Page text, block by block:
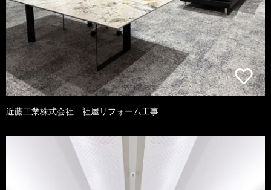
近藤工業株式会社 社屋リフォーム工事